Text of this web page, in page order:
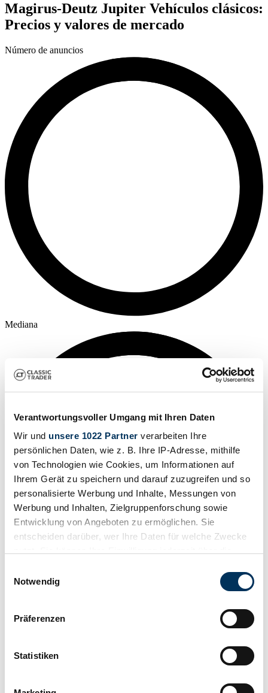
Verantwortungsvoller Umgang mit Ihren Daten
Wir und unsere 1022 Partner verarbeiten Ihre
persönlichen Daten, wie z. B. Ihre IP-Adresse, mithilfe
von Technologien wie Cookies, um Informationen auf
Ihrem Gerät zu speichern und darauf zuzugreifen und so
personalisierte Werbung und Inhalte, Messungen von
Werbung und Inhalten, Zielgruppenforschung sowie
Entwicklung von Angeboten zu ermöglichen. Sie
entscheiden darüber, wer Ihre Daten für welche Zwecke
Trigger Symbol ändern oder widerrufen
Informationen über Ihre geografische Lage
können
bestimmten Merkmalen (Fingerprinting) identifizieren
Notwendig
Präferenzen
Statistiken
Magirus-Deutz Jupiter Vehículos clásicos:
Precios y valores de mercado
Número de anuncios
Mediana